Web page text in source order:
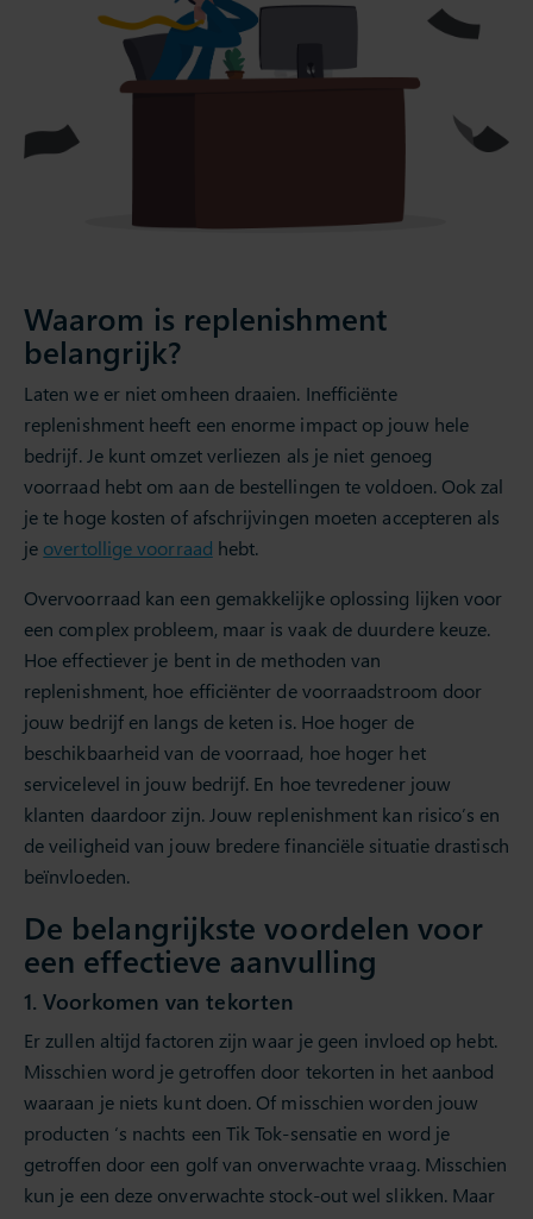
Waarom is replenishment
belangrijk?
Laten we er niet omheen draaien. Inefficiënte
replenishment heeft een enorme impact op jouw hele
bedrijf. Je kunt omzet verliezen als je niet genoeg
voorraad hebt om aan de bestellingen te voldoen. Ook zal
je te hoge kosten of afschrijvingen moeten accepteren als
je overtollige voorraad hebt.
Overvoorraad kan een gemakkelijke oplossing lijken voor
een complex probleem, maar is vaak de duurdere keuze.
Hoe effectiever je bent in de methoden van
replenishment, hoe efficiënter de voorraadstroom door
jouw bedrijf en langs de keten is. Hoe hoger de
beschikbaarheid van de voorraad, hoe hoger het
servicelevel in jouw bedrijf. En hoe tevredener jouw
klanten daardoor zijn. Jouw replenishment kan risico’s en
de veiligheid van jouw bredere financiële situatie drastisch
beïnvloeden.
De belangrijkste voordelen voor
een effectieve aanvulling
1. Voorkomen van tekorten
Er zullen altijd factoren zijn waar je geen invloed op hebt.
Misschien word je getroffen door tekorten in het aanbod
waaraan je niets kunt doen. Of misschien worden jouw
producten ‘s nachts een Tik Tok-sensatie en word je
getroffen door een golf van onverwachte vraag. Misschien
kun je een deze onverwachte stock-out wel slikken. Maar